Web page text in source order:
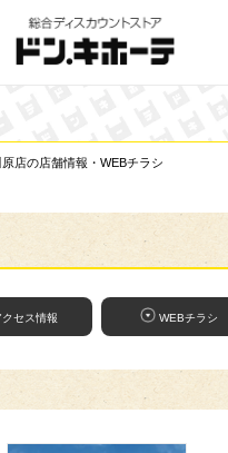
総合
店の店舗情報・WEBチラシ
クセス情報 WEBチラシ